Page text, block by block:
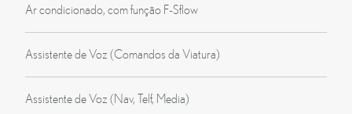
Ar condicionado, com função F-Sflow
Assistente de Voz (Comandos da Viatura)
Assistente de Voz (Nav, Telf, Media)